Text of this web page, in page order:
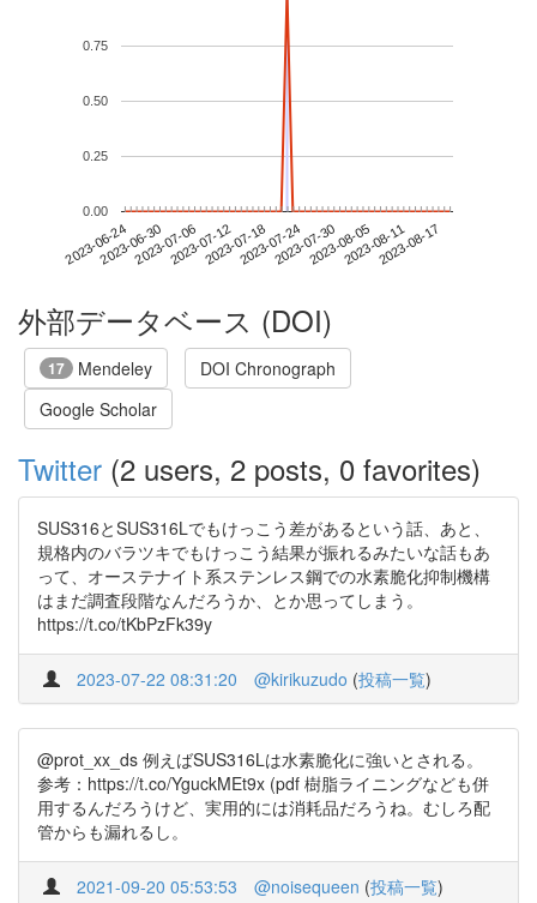
2023-06-242023-06-302023-07-062023-07-122023-07-182023-07-242023-07-302023-08-052023-08-112023-08-17
0.00
0.25
0.50
0.75
外部データベース (DOI)
17 Mendeley
DOI Chronograph
Google Scholar
Twitter (2 users, 2 posts, 0 favorites)
SUS316とSUS316Lでもけっこう差があるという話、あと、
規格内のバラツキでもけっこう結果が振れるみたいな話もあ
って、オーステナイト系ステンレス鋼での水素脆化抑制機構
はまだ調査段階なんだろうか、とか思ってしまう。
https://t.co/tKbPzFk39y
2023-07-22 08:31:20 @kirikuzudo (投稿一覧)
@prot_xx_ds 例えばSUS316Lは水素脆化に強いとされる。
参考：https://t.co/YguckMEt9x (pdf 樹脂ライニングなども併
用するんだろうけど、実用的には消耗品だろうね。むしろ配
管からも漏れるし。
2021-09-20 05:53:53 @noisequeen (投稿一覧)